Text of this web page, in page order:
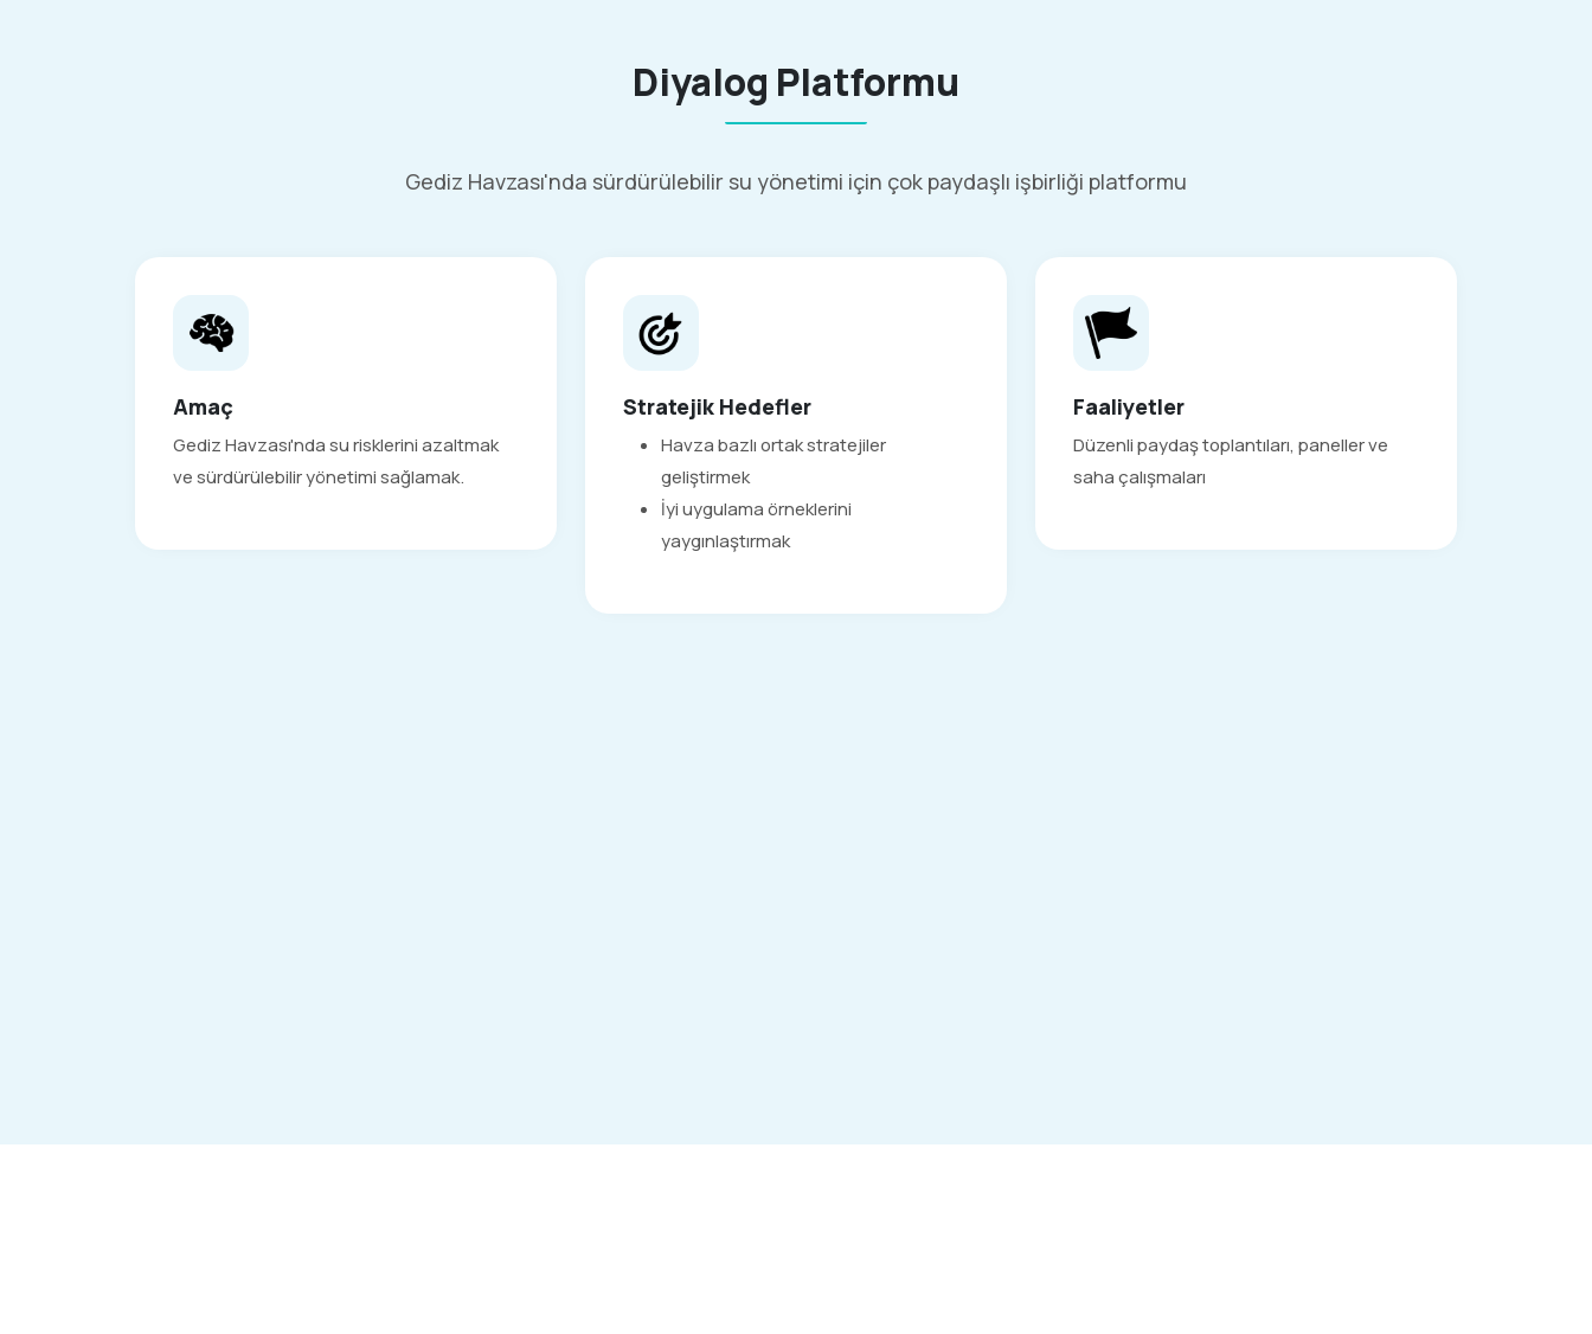
Diyalog Platformu
Gediz Havzası'nda sürdürülebilir su yönetimi için çok paydaşlı işbirliği platformu
Amaç
Gediz Havzası'nda su risklerini azaltmak
ve sürdürülebilir yönetimi sağlamak.
Stratejik Hedefler
Havza bazlı ortak stratejiler
geliştirmek
İyi uygulama örneklerini
yaygınlaştırmak
Faaliyetler
Düzenli paydaş toplantıları, paneller ve
saha çalışmaları